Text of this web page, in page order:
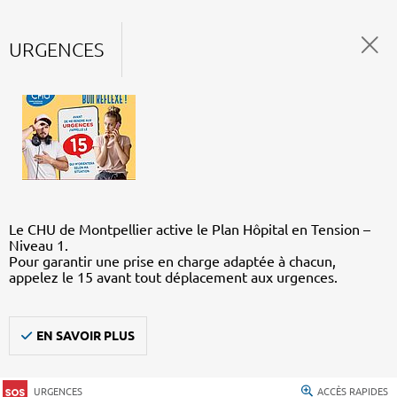
URGENCES
Le CHU de Montpellier active le Plan Hôpital en Tension –
Niveau 1.
Pour garantir une prise en charge adaptée à chacun,
appelez le 15 avant tout déplacement aux urgences.
EN SAVOIR PLUS
URGENCES ACCÈS RAPIDES